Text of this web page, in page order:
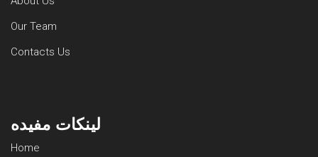
Our Team
Contacts Us
لينكات مفيده
Home